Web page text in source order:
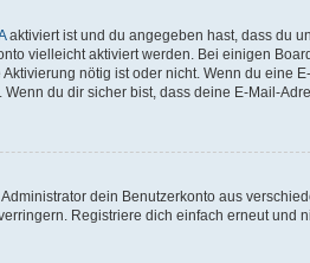
aktiviert ist und du angegeben hast, dass du
vielleicht aktiviert werden. Bei einigen
nötig ist oder nicht. Wenn du eine
du dir sicher bist, dass deine E-Mail-
dein Benutzerkonto aus
Registriere dich einfach erneut und